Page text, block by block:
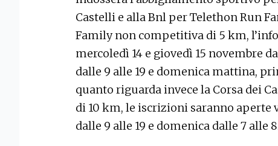
Castelli e alla Bnl per Telethon Run
Family non competitiva di 5 km,
mercoledì 14 e giovedì 15 novembre
dalle 9 alle 19 e domenica mattina,
quanto riguarda invece la Corsa dei
di 10 km, le iscrizioni saranno aperte
dalle 9 alle 19 e domenica dalle 7 alle